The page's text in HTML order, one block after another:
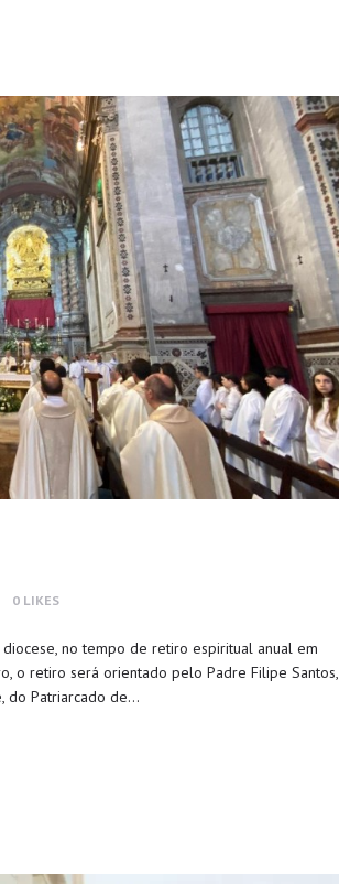
0 LIKES
no tempo de retiro espiritual anual em
o retiro será orientado pelo Padre Filipe Santos,
do Patriarcado de…